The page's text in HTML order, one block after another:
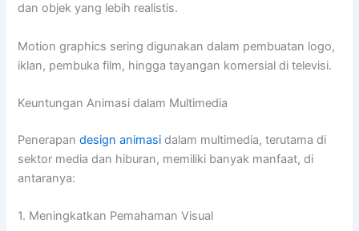
dan objek yang lebih realistis.
Motion graphics sering digunakan dalam pembuatan logo,
iklan, pembuka film, hingga tayangan komersial di televisi.
Keuntungan Animasi dalam Multimedia
Penerapandesign animasi dalam multimedia, terutama di
sektor media dan hiburan, memiliki banyak manfaat, di
antaranya:
1. Meningkatkan Pemahaman Visual